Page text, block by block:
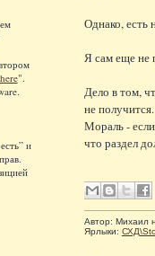
".
и
Однако, есть
Я сам еще не
Дело в том,
не получится.
Мораль -
что раздел
Автор: Михаил
Ярлыки: